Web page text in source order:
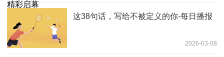
这38句话，写给不被定义的你-每日播报
2026-03-08